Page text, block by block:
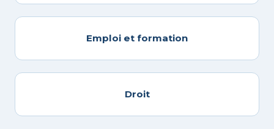
Emploi et formation
Droit